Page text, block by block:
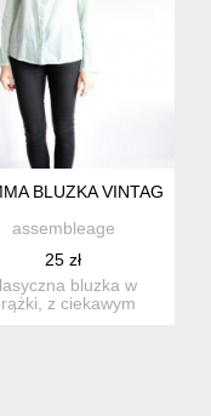
BLUZKA VINTAGE
assembleage
25 zł
bluzka w
z ciekawym